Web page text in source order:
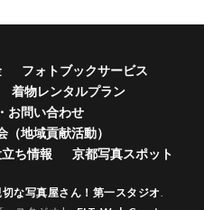
フォトブックサービス
着物レンタルプラン
お問い合わせ
（地域貢献活動）
ち情報 京都写真スポット
な写真屋さん！第一スタジオ